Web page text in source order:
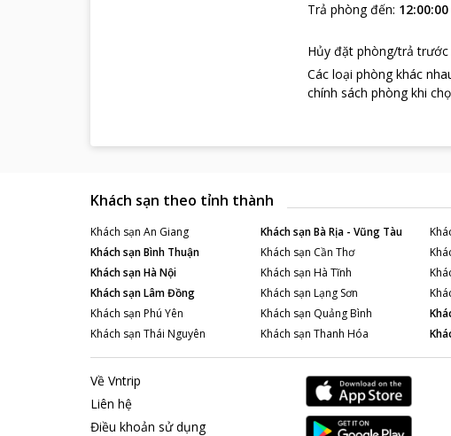
Trả phòng đến: 12:00:00
Hủy đặt phòng/trả trước
Các loại phòng khác
chính sách phòng khi
Khách sạn theo tỉnh thành
Khách sạn An Giang Khách sạnBà Rịa - Vũng Tàu
Khách sạnBình Thuận Khách sạn Cần Thơ
Khách sạnHà Nội Khách sạn Hà Tĩnh
Khách sạnLâm Đồng Khách sạn Lạng Sơn
Khách sạn Phú Yên Khách sạn Quảng Bình
Khách sạn Thái Nguyên Khách sạn Thanh Hóa
Về Vntrip
Liên hệ
Điều khoản sử dụng